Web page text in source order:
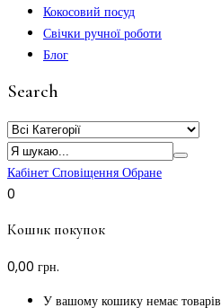
Кокосовий посуд
Свічки ручної роботи
Блог
Search
Кабінет Сповіщення Обране
0
Кошик покупок
0,00 грн.
У вашому кошику немає товарів